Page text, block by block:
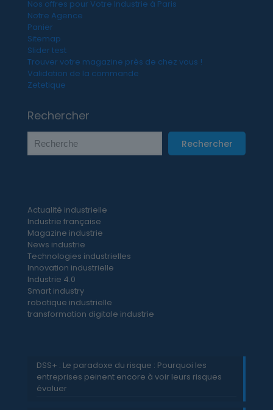
Nos offres pour Votre Industrie à Paris
Notre Agence
Panier
Sitemap
Slider test
Trouver votre magazine près de chez vous !
Validation de la commande
Zetetique
Rechercher
Rechercher
Actualité industrielle
Industrie française
Magazine industrie
News industrie
Technologies industrielles
Innovation industrielle
Industrie 4.0
Smart industry
robotique industrielle
transformation digitale industrie
DSS+ : Le paradoxe du risque : Pourquoi les
entreprises peinent encore à voir leurs risques
évoluer